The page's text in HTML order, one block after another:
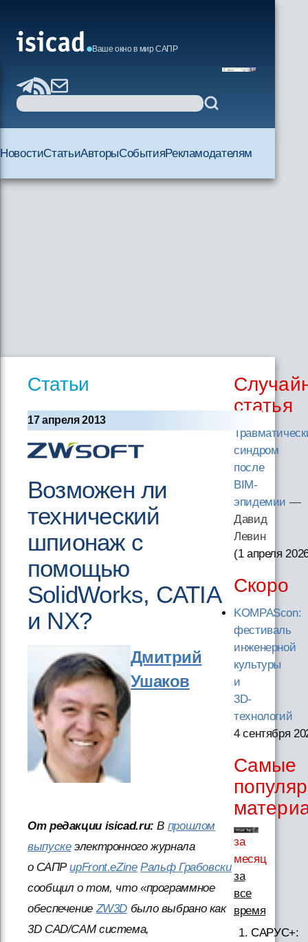
Ваше окно в мир САПР
НовостиСтатьиАвторыСобытияРекламодателям
Статьи
17 апреля 2013
Возможен ли
технический
шпионаж с
помощью
SolidWorks, CATIA
и NX?
Дмитрий
Ушаков
От редакции isicad.ru:В прошлом
выпускеэлектронного журнала
о САПРupFront.eZine Ральф Грабовски
сообщил о том, что «программное
обеспечениеZW3D было выбрано как
3D CAD/CAM система,
статья
синдром
после
BIM-
эпидемии —
Давид
Левин
(1 апреля
Скоро
KOMPAScon:
фестиваль
инженерной
культуры
и
3D-
технологий
4 сентября
Самые
за
месяц
за
все
время
САРУС+: